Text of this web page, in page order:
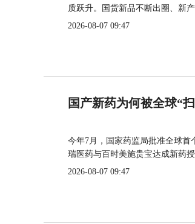
质跃升。国货新品不断出圈、新
2026-08-07 09:47
国产新药为何被全球“
今年7月，国家药监局批准全球首
瑞医药与百时美施贵宝达成新药
2026-08-07 09:47